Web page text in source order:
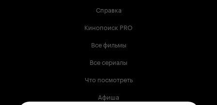
Справка
Кинопоиск PRO
Все фильмы
Все сериалы
Что посмотреть
Афиша